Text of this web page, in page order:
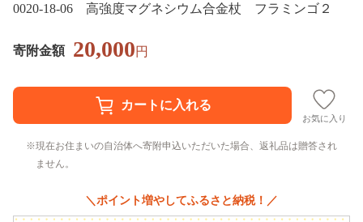
0020-18-06 高強度マグネシウム合金杖 フラミンゴ２
寄附金額 20,000円
お気に入り
現在お住まいの自治体へ寄附申込いただいた場合、返礼品は贈答され
ません。
＼ポイント増やしてふるさと納税！／